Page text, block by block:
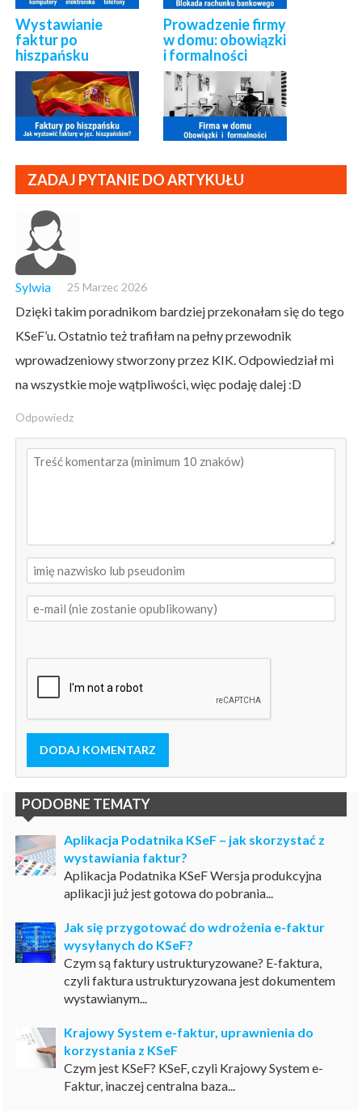
Wystawianie
faktur po
hiszpańsku
Prowadzenie firmy
w domu: obowiązki
i formalności
ZADAJ PYTANIE DO ARTYKUŁU
Sylwia 25 Marzec 2026
Dzięki takim poradnikom bardziej przekonałam się do tego
KSeF’u. Ostatnio też trafiłam na pełny przewodnik
wprowadzeniowy stworzony przez KIK. Odpowiedział mi
na wszystkie moje wątpliwości, więc podaję dalej :D
Odpowiedz
DODAJ KOMENTARZ
PODOBNE TEMATY
Aplikacja Podatnika KSeF – jak skorzystać z
wystawiania faktur?
Aplikacja Podatnika KSeF Wersja produkcyjna
aplikacji już jest gotowa do pobrania...
Jak się przygotować do wdrożenia e-faktur
wysyłanych do KSeF?
Czym są faktury ustrukturyzowane? E-faktura,
czyli faktura ustrukturyzowana jest dokumentem
wystawianym...
Krajowy System e-faktur, uprawnienia do
korzystania z KSeF
Czym jest KSeF? KSeF, czyli Krajowy System e-
Faktur, inaczej centralna baza...